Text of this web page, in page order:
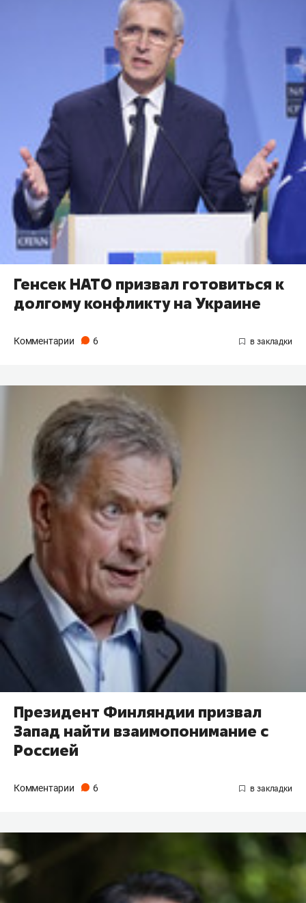
Генсек НАТО призвал готовиться к
долгому конфликту на Украине
Комментарии 6
Президент Финляндии призвал
Запад найти взаимопонимание с
Россией
Комментарии 6